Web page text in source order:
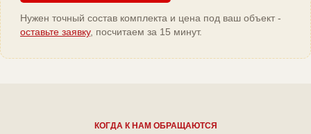
Нужен точный состав комплекта и цена под ваш объект -
оставьте заявку, посчитаем за 15 минут.
КОГДА К НАМ ОБРАЩАЮТСЯ